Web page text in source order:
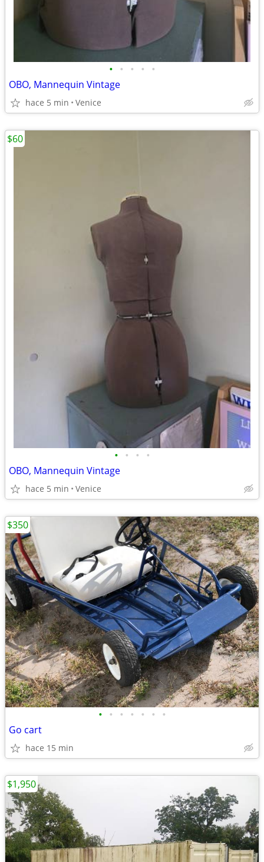
• • • • •
OBO, Mannequin Vintage
hace 5 min Venice
• • • •
OBO, Mannequin Vintage
hace 5 min Venice
$60
• • • • • • •
Go cart
hace 15 min
$350
$1,950